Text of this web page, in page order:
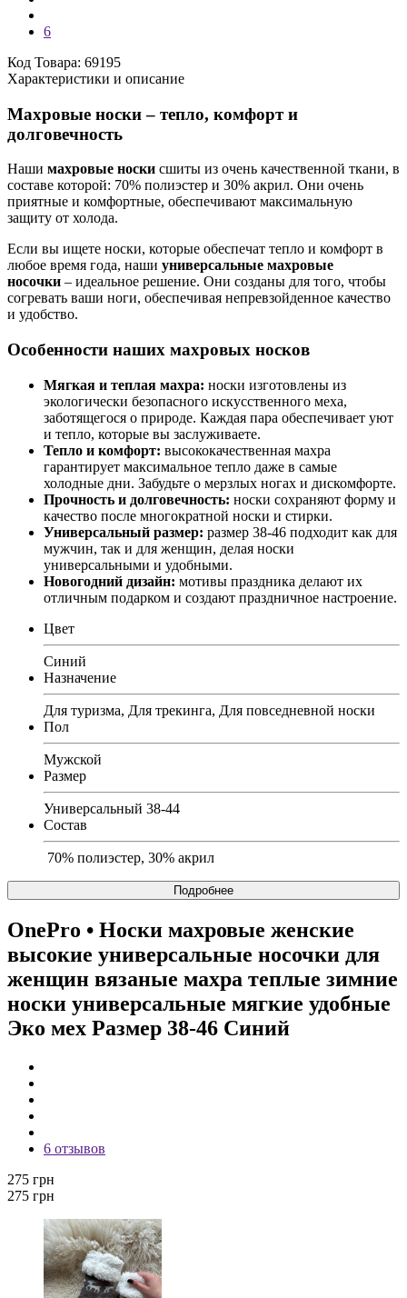
6
Код Товара: 69195
Характеристики и описание
Махровые носки – тепло, комфорт и
долговечность
Наши махровые носки сшиты из очень качественной ткани, в
составе которой: 70% полиэстер и 30% акрил. Они очень
приятные и комфортные, обеспечивают максимальную
защиту от холода.
Если вы ищете носки, которые обеспечат тепло и комфорт в
любое время года, наши универсальные махровые
носочки – идеальное решение. Они созданы для того, чтобы
согревать ваши ноги, обеспечивая непревзойденное качество
и удобство.
Особенности наших махровых носков
Мягкая и теплая махра: носки изготовлены из
экологически безопасного искусственного меха,
заботящегося о природе. Каждая пара обеспечивает уют
и тепло, которые вы заслуживаете.
Тепло и комфорт: высококачественная махра
гарантирует максимальное тепло даже в самые
холодные дни. Забудьте о мерзлых ногах и дискомфорте.
Прочность и долговечность: носки сохраняют форму и
качество после многократной носки и стирки.
Универсальный размер: размер 38-46 подходит как для
мужчин, так и для женщин, делая носки
универсальными и удобными.
Новогодний дизайн: мотивы праздника делают их
отличным подарком и создают праздничное настроение.
Цвет
Синий
Назначение
Для туризма, Для трекинга, Для повседневной носки
Пол
Мужской
Размер
Универсальный 38-44
Состав
70% полиэстер, 30% акрил
Подробнее
OnePro • Носки махровые женские
высокие универсальные носочки для
женщин вязаные махра теплые зимние
носки универсальные мягкие удобные
Эко мех Размер 38-46 Синий
6 отзывов
275 грн
275 грн